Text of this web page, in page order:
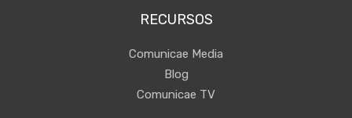
RECURSOS
Comunicae Media
Blog
Comunicae TV